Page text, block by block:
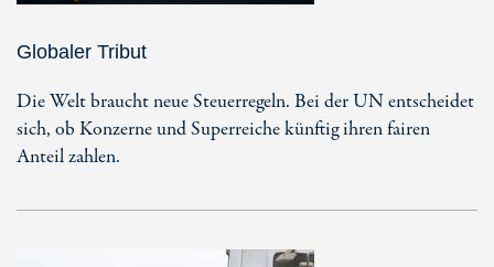
Globaler Tribut
Die Welt braucht neue Steuerregeln. Bei der UN entscheidet
sich, ob Konzerne und Superreiche künftig ihren fairen
Anteil zahlen.